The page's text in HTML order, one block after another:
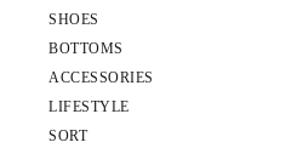
SHOES
BOTTOMS
ACCESSORIES
LIFESTYLE
SORT